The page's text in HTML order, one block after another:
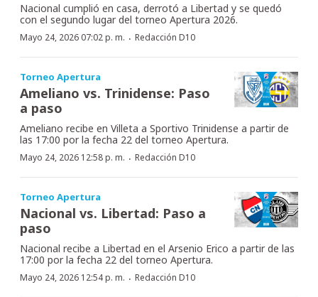
Nacional cumplió en casa, derrotó a Libertad y se quedó
con el segundo lugar del torneo Apertura 2026.
Mayo 24, 2026 07:02 p. m. · Redacción D10
Torneo Apertura
Ameliano vs. Trinidense: Paso
a paso
Ameliano recibe en Villeta a Sportivo Trinidense a partir de
las 17:00 por la fecha 22 del torneo Apertura.
Mayo 24, 2026 12:58 p. m. · Redacción D10
Torneo Apertura
Nacional vs. Libertad: Paso a
paso
Nacional recibe a Libertad en el Arsenio Erico a partir de las
17:00 por la fecha 22 del torneo Apertura.
Mayo 24, 2026 12:54 p. m. · Redacción D10